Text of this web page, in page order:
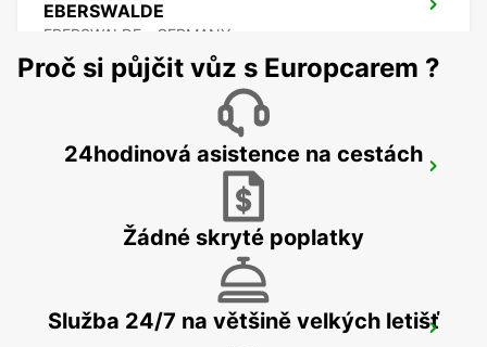
EBERSWALDE
EBERSWALDE - GERMANY
NEUBRANDENBURG - GERMANY
GREIFSWALD
Proč si půjčit vůz s Europcarem ?
24hodinová asistence na cestách
Žádné skryté poplatky
Služba 24/7 na většině velkých letišť